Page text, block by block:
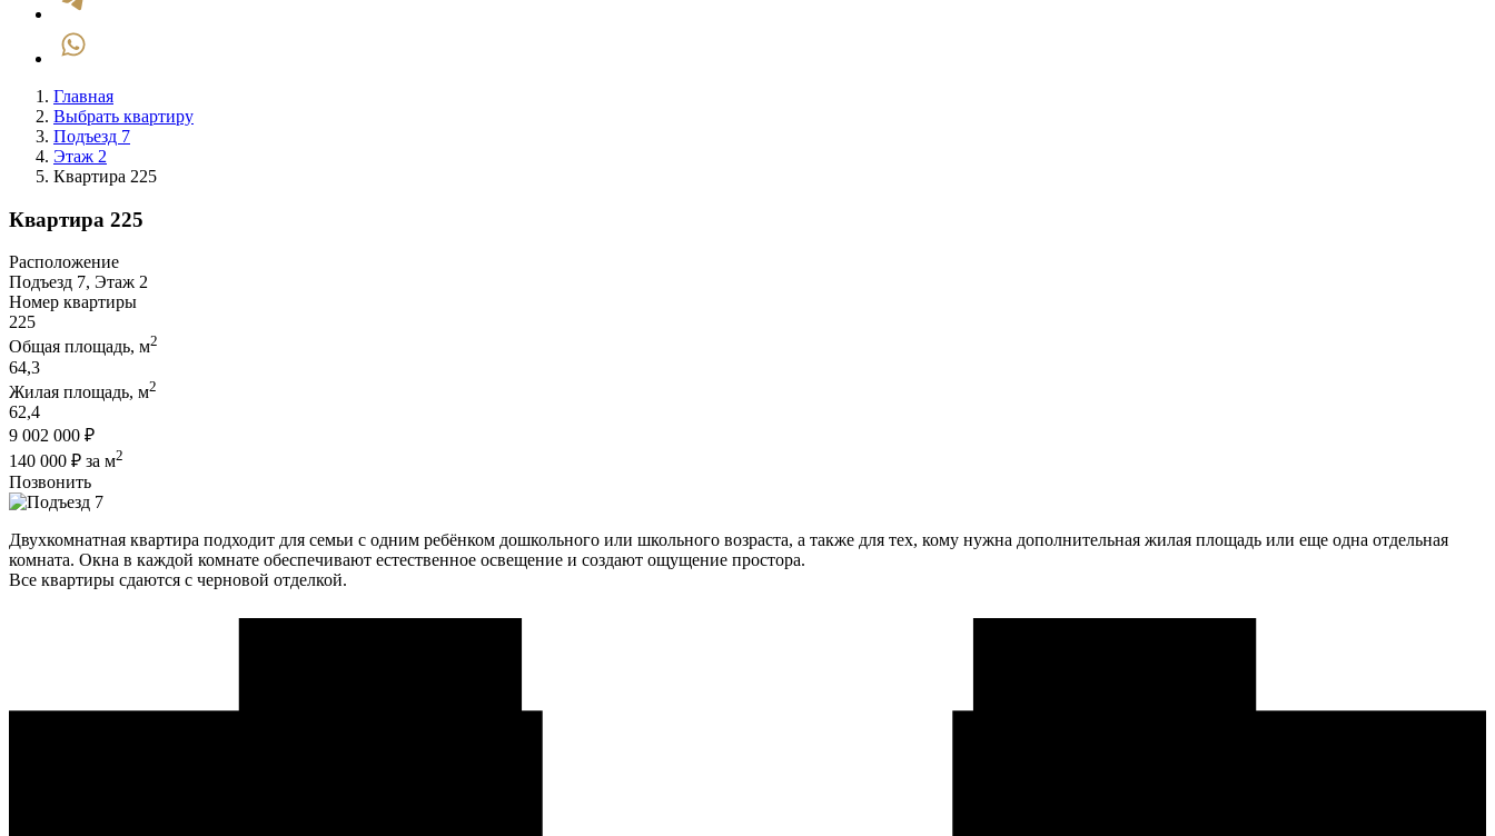
Главная
Выбрать квартиру
Подъезд 7
Этаж 2
Квартира 225
Квартира 225
Расположение
Подъезд 7, Этаж 2
Номер квартиры
225
Общая площадь, м2
64,3
Жилая площадь, м2
62,4
9 002 000 ₽
140 000 ₽ за м2
Позвонить
Двухкомнатная квартира подходит для семьи с одним ребёнком дошкольного или школьного возраста, а также для тех, кому нужна дополнительная жилая площадь или еще одна отдельная
комната. Окна в каждой комнате обеспечивают естественное освещение и создают ощущение простора.
Все квартиры сдаются с черновой отделкой.